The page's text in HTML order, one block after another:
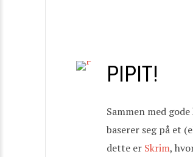
PIPIT!
Sammen med
baserer seg på et
dette er Skrim,